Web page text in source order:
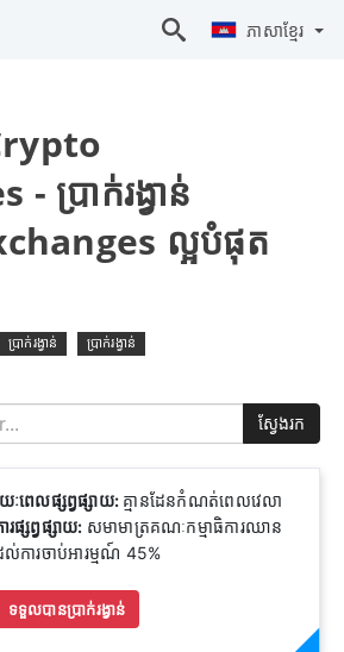
ភាសាខ្មែរ
ប្រាក់រង្វាន់
ល្អបំផុត
ប្រាក់រង្វាន់ ប្រាក់រង្វាន់
ស្វែងរក
ៈពេលផ្សព្វផ្សាយ: គ្មានដែនកំណត់ពេលវេលា
រផ្សព្វផ្សាយ: សមាមាត្រគណៈកម្មាធិការឈាន
ល់ការចាប់អារម្មណ៍ 45%
ទទួលបានប្រាក់រង្វាន់